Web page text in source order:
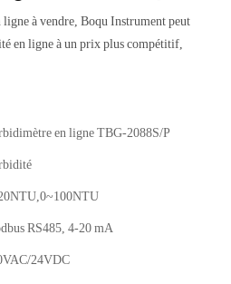
à vendre, Boqu Instrument peut
en ligne à un prix plus compétitif,
en ligne TBG-2088S/P
RS485, 4-20 mA
24VDC